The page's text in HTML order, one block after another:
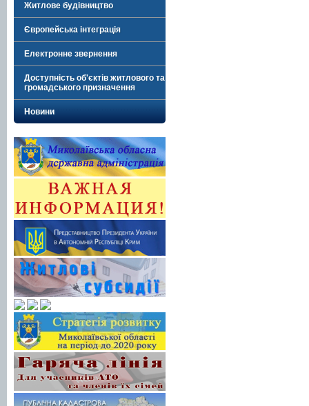
Житлове будівництво
Європейська інтеграція
Електронне звернення
Доступність об'єктів житлового та
громадського призначення
Новини